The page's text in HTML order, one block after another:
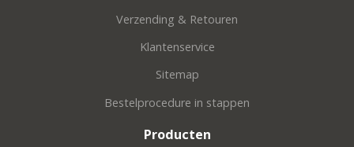
Verzending & Retouren
Klantenservice
Sitemap
Bestelprocedure in stappen
Producten